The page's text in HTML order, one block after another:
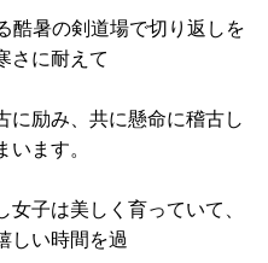
酷暑の剣道場で切り返しを
さに耐えて
に励み、共に懸命に稽古し
ます。
子は美しく育っていて、
しい時間を過